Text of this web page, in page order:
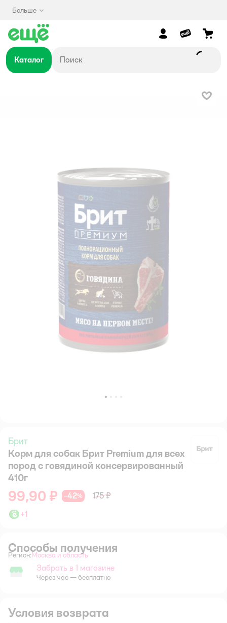
Больше
Каталог
В
Брит
Корм для собак Брит Premium для всех
пород с говядиной консервированный
410г
99,90 ₽ −42%
175 ₽
+1
Способы получения
Регион: Выбор адреса доставки.
Москва и область
Забрать в магазине
Забрать в 1 магазине
Через час — бесплатно
Условия возврата